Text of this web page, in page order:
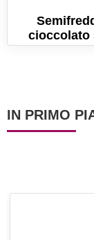
cioccolato
uova. La
IN PRIMO